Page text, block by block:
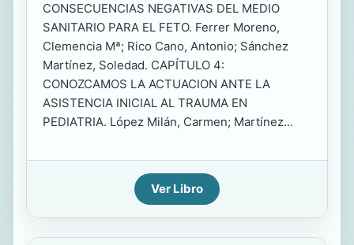
CONSECUENCIAS NEGATIVAS DEL MEDIO
SANITARIO PARA EL FETO. Ferrer Moreno,
Clemencia Mª; Rico Cano, Antonio; Sánchez
Martínez, Soledad. CAPÍTULO 4:
CONOZCAMOS LA ACTUACION ANTE LA
ASISTENCIA INICIAL AL TRAUMA EN
PEDIATRIA. López Milán, Carmen; Martínez...
Ver Libro